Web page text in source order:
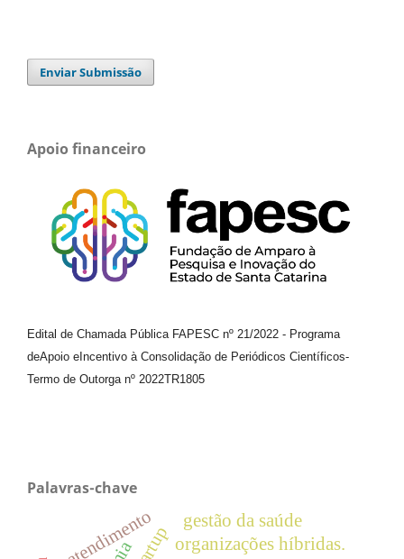
Enviar Submissão
Apoio financeiro
Edital de Chamada Pública FAPESC nº 21/2022 - Programa
deApoio e Incentivo à Consolidação de Periódicos Científicos-
Termo de Outorga nº 2022TR1805
Palavras-chave
organizações híbridas.
gestão da saúde
atendimento